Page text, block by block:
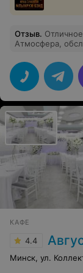
Отзыв. Отличное
Атмосфера,
КАФЕ
4.4
Минск, ул.